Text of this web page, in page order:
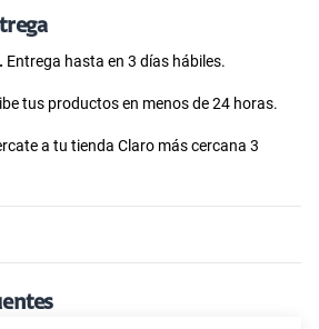
Entrega hasta en 3 días hábiles.
tus productos en menos de 24 horas.
a tu tienda Claro más cercana 3